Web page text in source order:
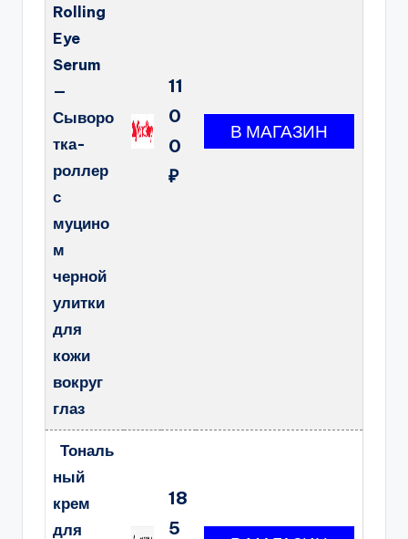
Rolling
Eye
Serum
—
Сыворо
тка-
роллер
с
муцино
м
черной
улитки
для
кожи
вокруг
глаз
11
0
0
₽
Тональ
ный
крем
для
18
5